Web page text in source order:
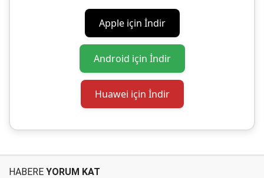
Apple için İndir
Android için İndir
Huawei için İndir
HABERE YORUM KAT